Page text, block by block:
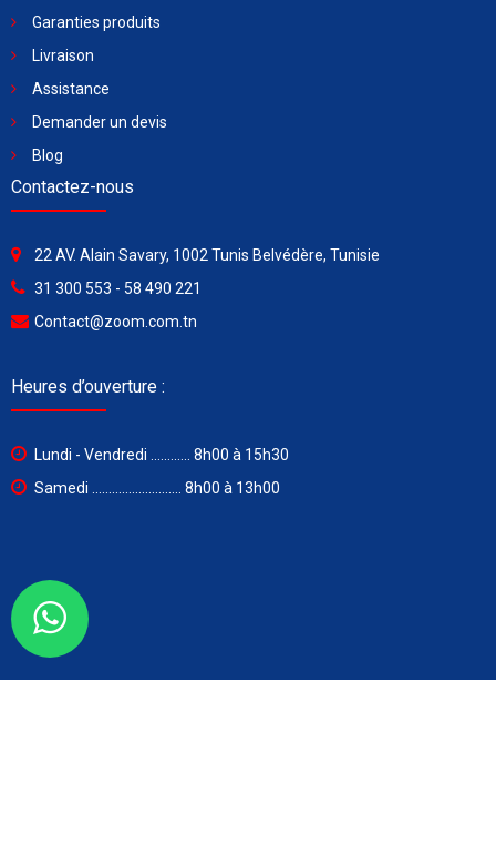
Garanties produits
Livraison
Assistance
Demander un devis
Blog
Contactez-nous
22 AV. Alain Savary, 1002 Tunis Belvédère, Tunisie
31 300 553 - 58 490 221
Contact@zoom.com.tn
Heures d’ouverture :
Lundi - Vendredi ............ 8h00 à 15h30
Samedi ........................... 8h00 à 13h00